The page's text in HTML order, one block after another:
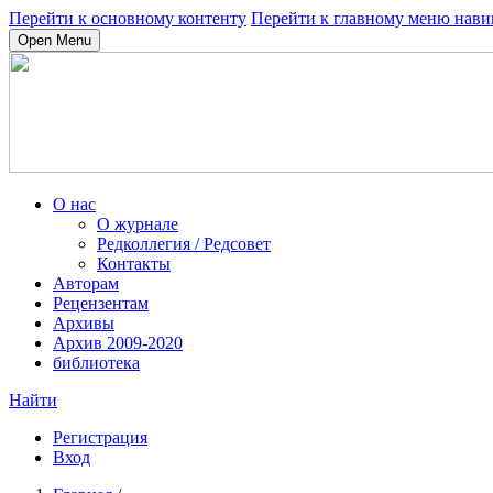
Перейти к основному контенту Перейти к главному меню
Open Menu
О нас
О журнале
Редколлегия / Редсовет
Контакты
Авторам
Рецензентам
Архивы
Архив 2009-2020
библиотека
Найти
Регистрация
Вход